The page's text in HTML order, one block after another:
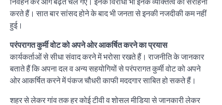
करते हैं। सात बार सांसद होने के बाद भी जनता से इनकी नजदीकी कम नहीं
हुई।
परंपरागत कुर्मी वोट को अपने ओर आकर्षित करने का प्रयास
कार्यकर्ताओं से सीधा संवाद करने में भरोसा रखते हैं। राजनीति के जानकार
बताते हैं कि अपना दल व अन्य सहयोगियों से परंपरागत कुर्मी वोट को अपने
ओर आकर्षित करने में पंकज चौधरी काफी मददगार साबित हो सकते हैं।
शहर से लेकर गांव तक हर कोई टीवी व शोसल मीडिया से जानकारी लेकर